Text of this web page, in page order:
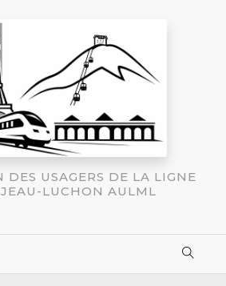
DES USAGERS DE LA LIGNE
LUCHON AULML